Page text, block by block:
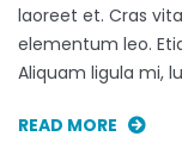
laoreet et. Cras
elementum leo.
Aliquam ligula mi,
READ MORE